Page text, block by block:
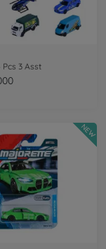
Pcs 3 Asst
NEW